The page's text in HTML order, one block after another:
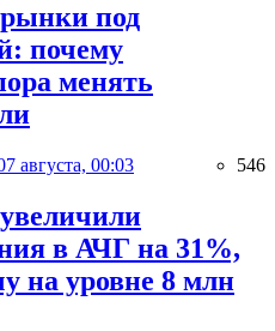
под
почему
менять
августа, 00:03 546
в АЧГ на 31%,
на уровне 8 млн